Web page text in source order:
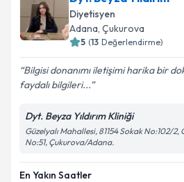
Diyetisyen
Adana, Çukurova
5 (13 Değerlendirme)
Bilgisi donanımı iletişimi harika bir
faydalı bilgileri...
Dyt. Beyza Yıldırım Kliniği
Güzelyalı Mahallesi, 81154 Sokak No:102/2,
No:51, Çukurova/Adana.
En Yakın Saatler